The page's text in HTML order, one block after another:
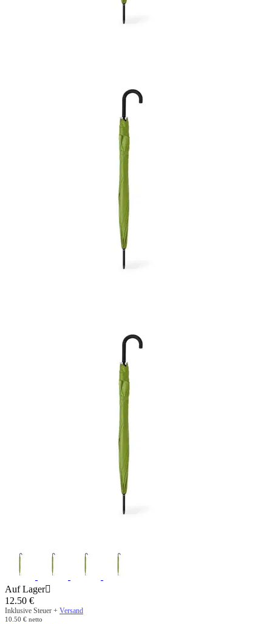
Auf Lager
12.50 €
Inklusive Steuer + Versand
10.50 € netto